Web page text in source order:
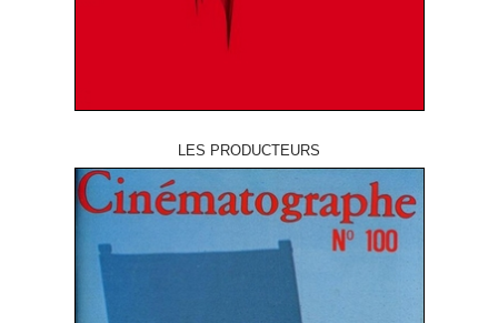
LES PRODUCTEURS